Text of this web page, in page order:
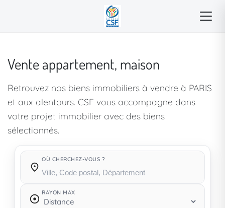
Vente appartement, maison
Retrouvez nos biens immobiliers à vendre à PARIS
et aux alentours. CSF vous accompagne dans
votre projet immobilier avec des biens
sélectionnés.
OÙ CHERCHEZ-VOUS ?
RAYON MAX